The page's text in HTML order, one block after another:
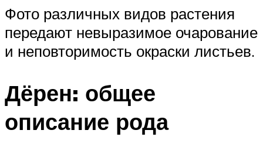
Фото различных видов растения
передают невыразимое очарование
и неповторимость окраски листьев.
Дёрен: общее
описание рода